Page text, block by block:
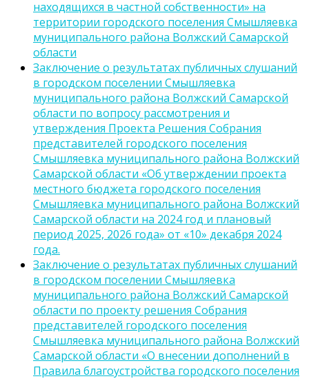
находящихся в частной собственности» на
территории городского поселения Смышляевка
муниципального района Волжский Самарской
области
Заключение о результатах публичных слушаний
в городском поселении Смышляевка
муниципального района Волжский Самарской
области по вопросу рассмотрения и
утверждения Проекта Решения Собрания
представителей городского поселения
Смышляевка муниципального района Волжский
Самарской области «Об утверждении проекта
местного бюджета городского поселения
Смышляевка муниципального района Волжский
Самарской области на 2024 год и плановый
период 2025, 2026 года» от «10» декабря 2024
года.
Заключение о результатах публичных слушаний
в городском поселении Смышляевка
муниципального района Волжский Самарской
области по проекту решения Собрания
представителей городского поселения
Смышляевка муниципального района Волжский
Самарской области «О внесении дополнений в
Правила благоустройства городского поселения